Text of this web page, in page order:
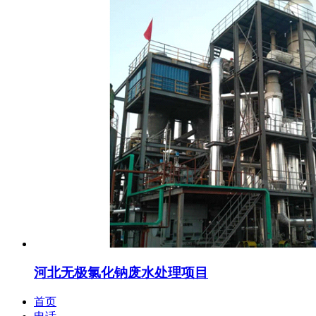
河北无极氯化钠废水处理项目
首页